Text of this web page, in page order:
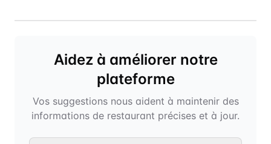
Aidez à améliorer notre
plateforme
Vos suggestions nous aident à maintenir des
informations de restaurant précises et à jour.